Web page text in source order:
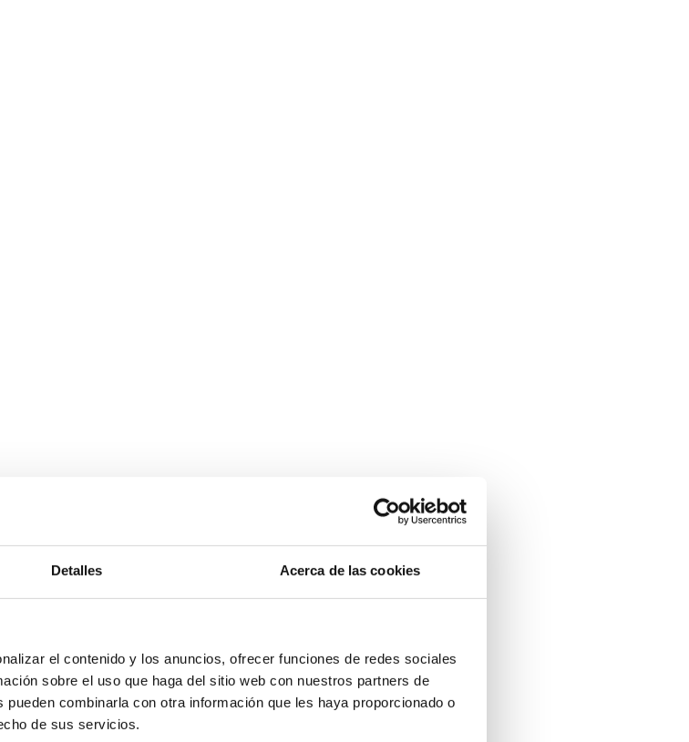
Detalles Acerca de las cookies
el contenido y los anuncios, ofrecer funciones de redes sociales
sobre el uso que haga del sitio web con nuestros partners de
combinarla con otra información que les haya proporcionado o
de sus servicios.